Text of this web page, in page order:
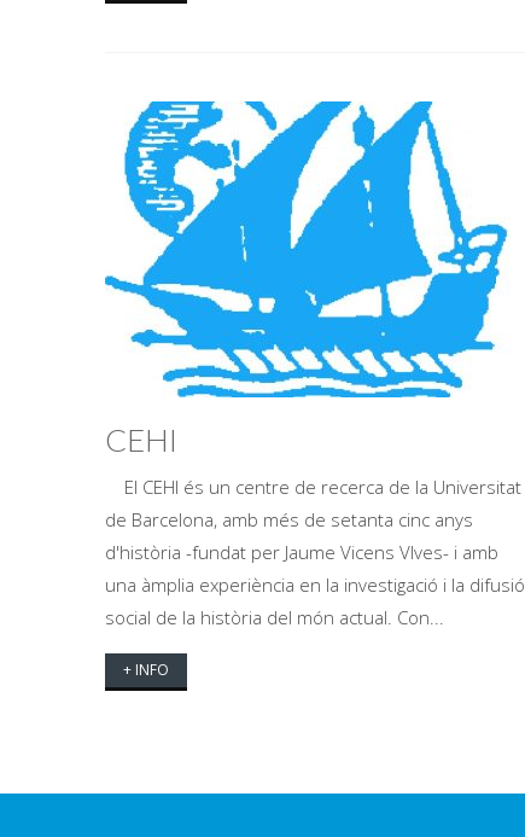
CEHI
El CEHI és un centre de recerca de la Universitat
de Barcelona, amb més de setanta cinc anys
d'història -fundat per Jaume Vicens VIves- i amb
una àmplia experiència en la investigació i la difusió
social de la història del món actual. Con...
+ INFO